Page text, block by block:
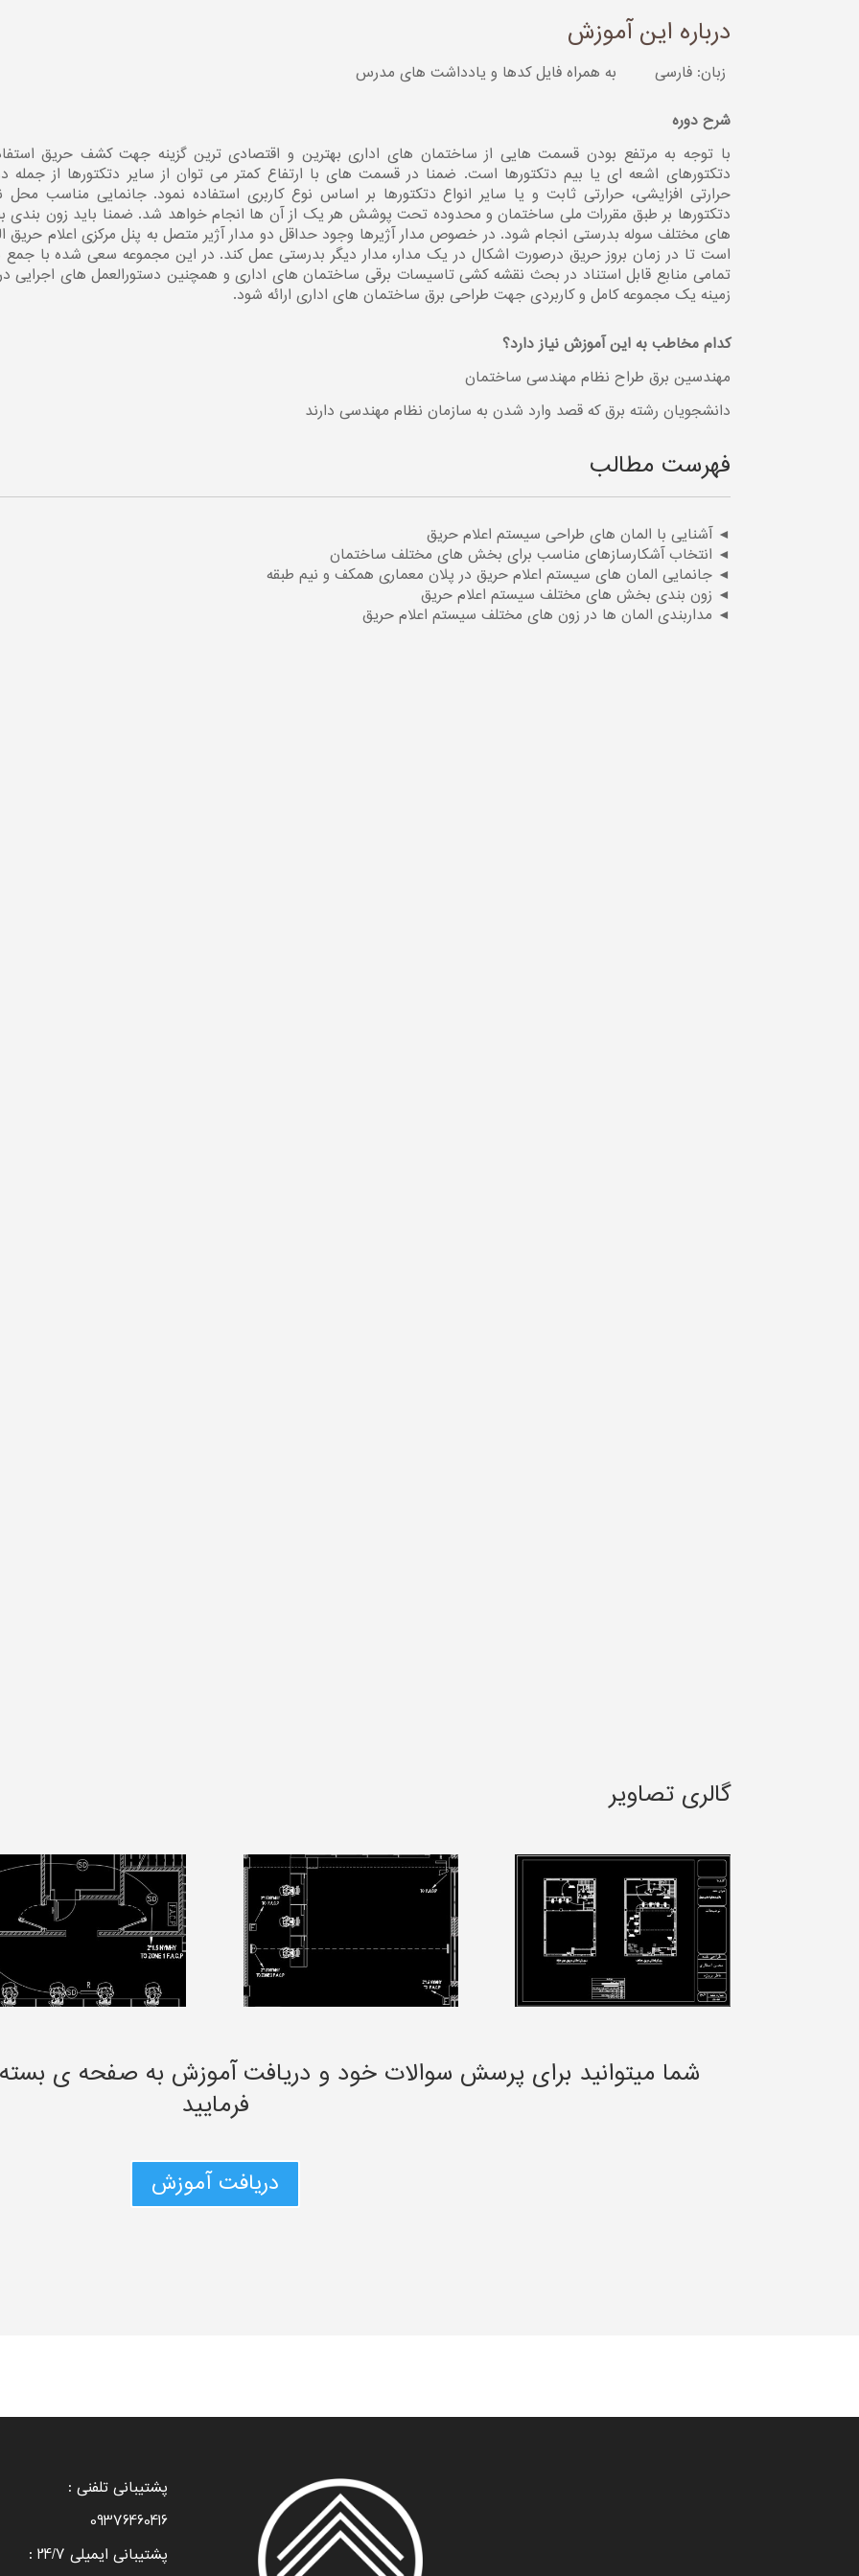
درباره این آموزش
زبان: فارسی
به همراه فایل کدها و یادداشت های مدرس
شرح دوره
با توجه به مرتفع بودن قسمت هایی از ساختمان های اداری بهترین و اقتصادی ترین گزینه جهت کشف حریق
دتکتورهای اشعه ای یا بیم دتکتورها است. ضمنا در قسمت های با ارتفاع کمتر می توان از سایر دتکتورها از جمله
حرارتی افزایشی، حرارتی ثابت و یا سایر انواع دتکتورها بر اساس نوع کاربری استفاده نمود. جانمایی مناسب
دتکتورها بر طبق مقررات ملی ساختمان و محدوده تحت پوشش هر یک از آن ها انجام خواهد شد. ضمنا باید زون
های مختلف سوله بدرستی انجام شود. در خصوص مدار آژیرها وجود حداقل دو مدار آژیر متصل به پنل مرکزی اعلام حریق
است تا در زمان بروز حریق درصورت اشکال در یک مدار، مدار دیگر بدرستی عمل کند. در این مجموعه سعی شده با جمع
تمامی منابع قابل استناد در بحث نقشه کشی تاسیسات برقی ساختمان های اداری و همچنین دستورالعمل های اجرایی
زمینه یک مجموعه کامل و کاربردی جهت طراحی برق ساختمان های اداری ارائه شود.
کدام مخاطب به این آموزش نیاز دارد؟
مهندسین برق طراح نظام مهندسی ساختمان
دانشجویان رشته برق که قصد وارد شدن به سازمان نظام مهندسی دارند
فهرست مطالب
◄ آشنایی با المان های طراحی سیستم اعلام حریق
◄ انتخاب آشکارسازهای مناسب برای بخش های مختلف ساختمان
◄ جانمایی المان های سیستم اعلام حریق در پلان معماری همکف و نیم طبقه
◄ زون بندی بخش های مختلف سیستم اعلام حریق
◄ مداربندی المان ها در زون های مختلف سیستم اعلام حریق
گالری تصاویر
شما میتوانید برای پرسش سوالات خود و دریافت آموزش به صفحه ی
فرمایید
دریافت آموزش
پشتیبانی تلفنی :
09376460416
پشتیبانی ایمیلی 24/7 :